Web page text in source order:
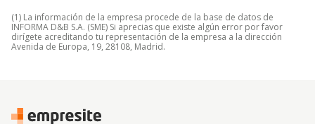
(1) La información de la empresa procede de la base de datos de
INFORMA D&B S.A. (SME) Si aprecias que existe algún error por favor
dirígete acreditando tu representación de la empresa a la dirección
Avenida de Europa, 19, 28108, Madrid.